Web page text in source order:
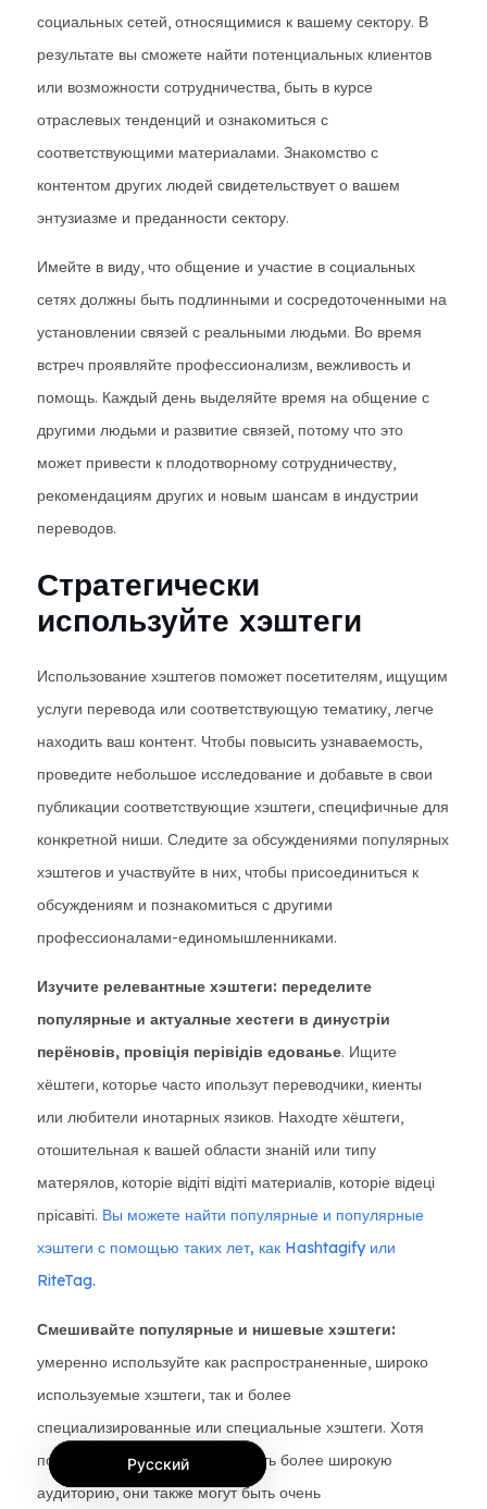
социальных сетей, относящимися к вашему сектору. В
результате вы сможете найти потенциальных клиентов
или возможности сотрудничества, быть в курсе
отраслевых тенденций и ознакомиться с
соответствующими материалами. Знакомство с
контентом других людей свидетельствует о вашем
энтузиазме и преданности сектору.
Имейте в виду, что общение и участие в социальных
сетях должны быть подлинными и сосредоточенными на
установлении связей с реальными людьми. Во время
встреч проявляйте профессионализм, вежливость и
помощь. Каждый день выделяйте время на общение с
другими людьми и развитие связей, потому что это
может привести к плодотворному сотрудничеству,
рекомендациям других и новым шансам в индустрии
переводов.
Стратегически
используйте хэштеги
Использование хэштегов поможет посетителям, ищущим
услуги перевода или соответствующую тематику, легче
находить ваш контент. Чтобы повысить узнаваемость,
проведите небольшое исследование и добавьте в свои
публикации соответствующие хэштеги, специфичные для
конкретной ниши. Следите за обсуждениями популярных
хэштегов и участвуйте в них, чтобы присоединиться к
обсуждениям и познакомиться с другими
профессионалами-единомышленниками.
Изучите релевантные хэштеги: переделите
популярные и актуалные хестеги в динустріи
перёновів, провіція перівідів едованье. Ищите
хёштеги, которье часто ипользут переводчики, киенты
или любители инотарных язиков. Находте хёштеги,
отошительная к вашей области знаній или типу
матерялов, которіе відіті відіті материалів, которіе відеці
прісавіті. Вы можете найти популярные и популярные
хэштеги с помощью таких лет, как Hashtagify или
RiteTag.
Смешивайте популярные и нишевые хэштеги:
умеренно используйте как распространенные, широко
используемые хэштеги, так и более
специализированные или специальные хэштеги. Хотя
популярные хэштеги могут иметь более широкую
аудиторию, они также могут быть очень
Русский